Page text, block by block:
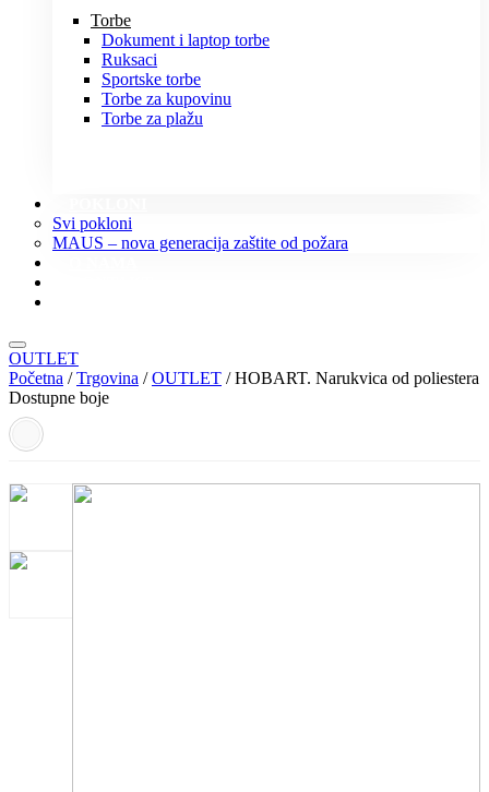
Torbe
Dokument i laptop torbe
Ruksaci
Sportske torbe
Torbe za kupovinu
Torbe za plažu
Svi pokloni
MAUS – nova generacija zaštite od požara
OUTLET
Početna /Trgovina /OUTLET / HOBART. Narukvica od poliestera
Dostupne boje